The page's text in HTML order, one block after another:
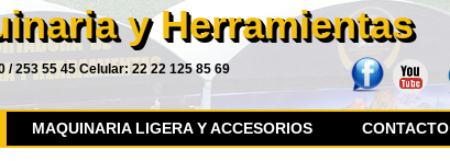
y Herramientas
/ 253 55 45 Celular: 22 22 125 85 69
MAQUINARIA LIGERA Y ACCESORIOS CONTACTO